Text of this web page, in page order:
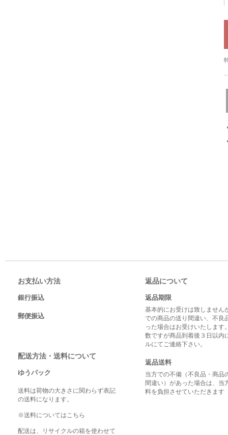
お支払い方法
銀行振込
郵便振込
配送方法・送料について
ゆうパック
送料は荷物の大きさに関わらず表記
の送料になります。
※送料についてはこちら
配送は、リサイクルの箱を使わせて
返品について
返品期限
基本的にお受けは致しません
での商品の送り間違い、不良
った場合はお受けいたします
数ですが商品到着後３日以内
ルにてご連絡下さい。
返品送料
当方での不備（不良品・商品
間違い）があった場合は、当
料を負担させていただきます